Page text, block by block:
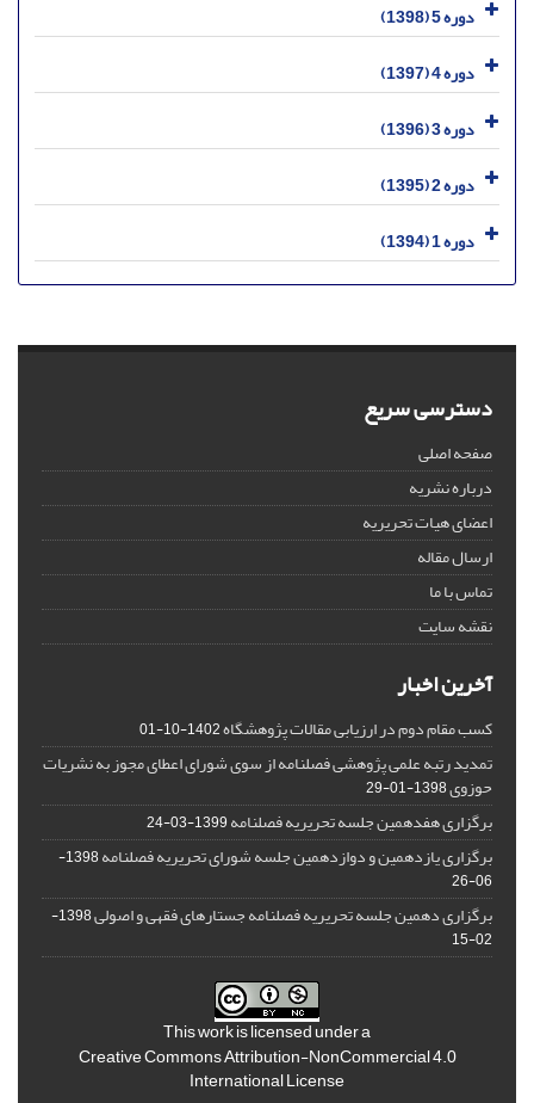
دوره 5 (1398)
دوره 4 (1397)
دوره 3 (1396)
دوره 2 (1395)
دوره 1 (1394)
دسترسی سریع
صفحه اصلی
درباره نشریه
اعضای هیات تحریریه
ارسال مقاله
تماس با ما
نقشه سایت
آخرین اخبار
کسب مقام دوم در ارزیابی مقالات پژوهشگاه1402-10-01
تمدید رتبه علمی پژوهشی فصلنامه از سوی شورای اعطای مجوز به نشریات
حوزوی1398-01-29
برگزاری هفدهمین جلسه تحریریه فصلنامه1399-03-24
برگزاری یازدهمین و دوازدهمین جلسه شورای تحریریه فصلنامه
1398-
06-26
برگزاری دهمین جلسه تحریریه فصلنامه جستارهای فقهی و اصولی
1398-
02-15
This work is licensed under a
Creative Commons Attribution-NonCommercial 4.0
International License